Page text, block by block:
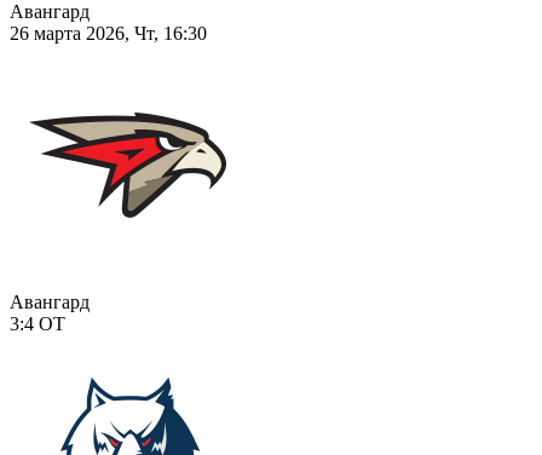
Авангард
26 марта 2026, Чт, 16:30
Авангард
3:4 ОТ